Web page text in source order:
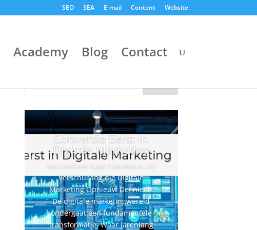
SEO SEA E-mail Content Website
Academy Blog Contact
Conversie Eerst in
Digitale Marketing
Van Verkeer naar Conversie: De
Verschuiving die Digitale
Marketing Opnieuw Definieert
De digitale marketingwereld
ondergaat een fundamentele
transformatie. Waar jarenlang